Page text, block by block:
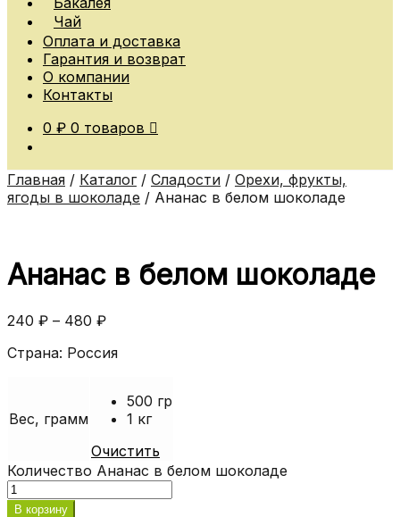
Чай
Оплата и доставка
Гарантия и возврат
О компании
Контакты
0 ₽ 0 товаров
Главная / Каталог/ Сладости / Орехи, фрукты,
ягоды в шоколаде / Ананас в белом шоколаде
Ананас в белом шоколаде
240 ₽ – 480 ₽
Страна: Россия
Вес, грамм
500 гр
1 кг
Очистить
Количество Ананас в белом шоколаде
В корзину